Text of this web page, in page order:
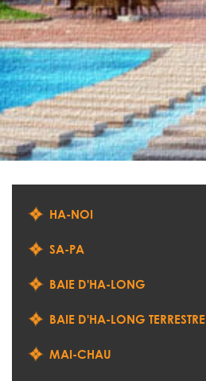
HA-NOI
SA-PA
BAIE D'HA-LONG
BAIE D'HA-LONG TERRESTRE
MAI-CHAU